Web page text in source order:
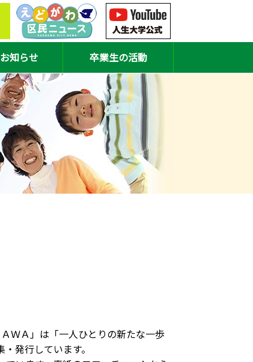
お知らせ 卒業生の活動
ＷＡ」は「一人ひとりの新たな一歩
発行しています。